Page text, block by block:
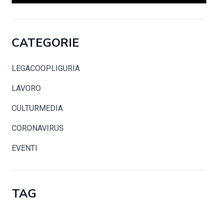
CATEGORIE
LEGACOOPLIGURIA
LAVORO
CULTURMEDIA
CORONAVIRUS
EVENTI
TAG